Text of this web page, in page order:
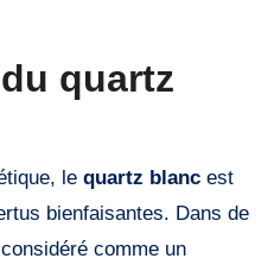
quartz
le quartz blancest
bienfaisantes. Dans de
comme un